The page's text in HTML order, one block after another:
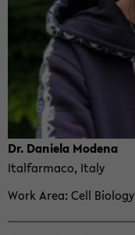
Dr. Daniela Mod­ena
Ital­far­maco, Italy
Work Area Cell Bi­ol­ogy